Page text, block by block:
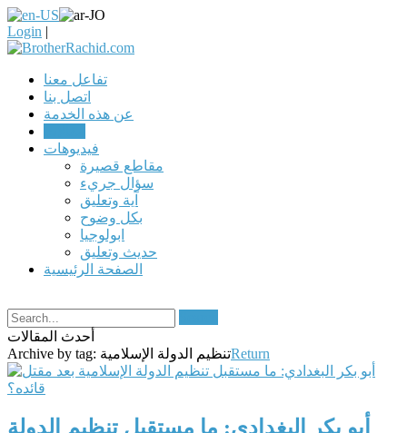
Login |
تفاعل معنا
اتصل بنا
عن هذه الخدمة
فيديوهات
مقاطع قصيرة
سؤال جريء
آية وتعليق
بكل وضوح
ابولوجيا
حديث وتعليق
الصفحة الرئيسية
أحدث المقالات
Archive by tag: تنظيم الدولة الإسلاميةReturn
أبو بكر البغدادي: ما مستقبل تنظيم الدولة